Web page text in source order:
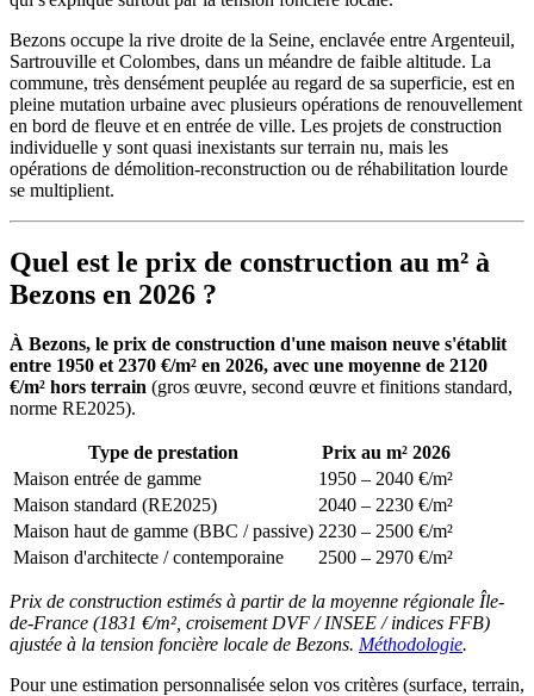
Bezons occupe la rive droite de la Seine, enclavée entre Argenteuil,
Sartrouville et Colombes, dans un méandre de faible altitude. La
commune, très densément peuplée au regard de sa superficie, est en
pleine mutation urbaine avec plusieurs opérations de renouvellement
en bord de fleuve et en entrée de ville. Les projets de construction
individuelle y sont quasi inexistants sur terrain nu, mais les
opérations de démolition-reconstruction ou de réhabilitation lourde
se multiplient.
Quel est le prix de construction au m² à
Bezons en 2026 ?
À Bezons, le prix de construction d'une maison neuve s'établit
entre 1950 et 2370 €/m² en 2026, avec une moyenne de 2120
€/m² hors terrain (gros œuvre, second œuvre et finitions standard,
norme RE2025).
Type de prestation
Prix au m² 2026
Maison entrée de gamme
1950 – 2040 €/m²
Maison standard (RE2025)
2040 – 2230 €/m²
Maison haut de gamme (BBC / passive) 2230 – 2500 €/m²
Maison d'architecte / contemporaine
2500 – 2970 €/m²
Prix de construction estimés à partir de la moyenne régionale Île-
de-France (1831 €/m², croisement DVF / INSEE / indices FFB)
ajustée à la tension foncière locale de Bezons. Méthodologie.
Pour une estimation personnalisée selon vos critères (surface, terrain,